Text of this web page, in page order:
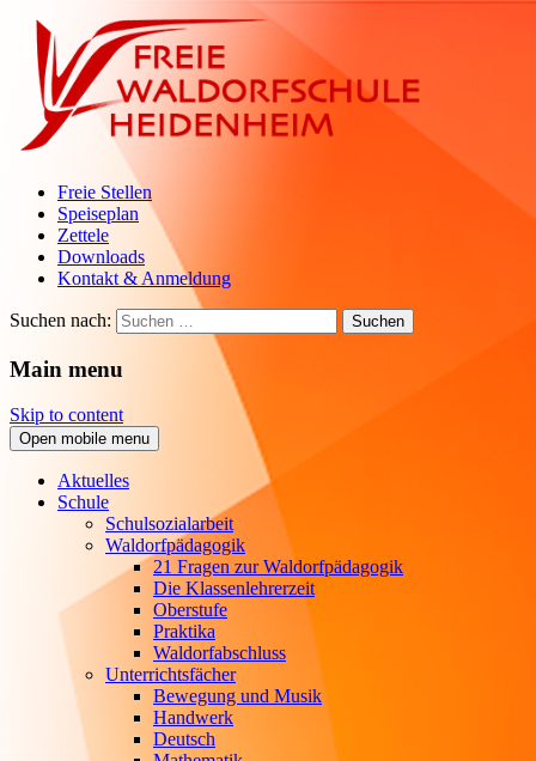
Freie Stellen
Speiseplan
Zettele
Downloads
Kontakt & Anmeldung
Suchen nach:
Main menu
Skip to content
Open mobile menu
Aktuelles
Schule
Schulsozialarbeit
Waldorfpädagogik
21 Fragen zur Waldorfpädagogik
Die Klassenlehrerzeit
Oberstufe
Praktika
Waldorfabschluss
Unterrichtsfächer
Bewegung und Musik
Handwerk
Deutsch